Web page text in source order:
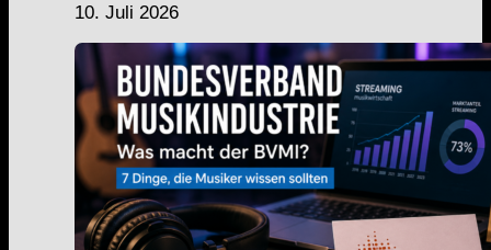
10. Juli 2026